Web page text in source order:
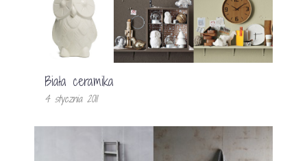
Biała ceramika
4 stycznia 2011